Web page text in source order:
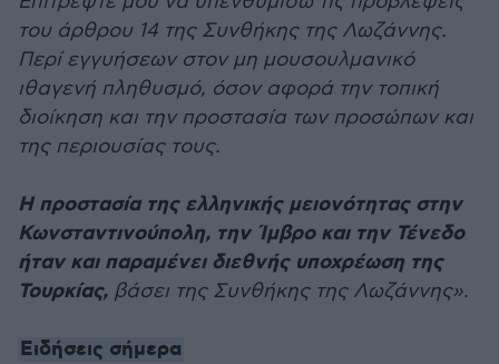
του άρθρου 14 της Συνθήκης της Λωζάννης.
Περί εγγυήσεων στον μη μουσουλμανικό
ιθαγενή πληθυσμό, όσον αφορά την τοπική
διοίκηση και την προστασία των προσώπων και
της περιουσίας τους.
Η προστασία της ελληνικής μειονότητας στην
Κωνσταντινούπολη, την Ίμβρο και την Τένεδο
ήταν και παραμένει διεθνής υποχρέωση της
Τουρκίας, βάσει της Συνθήκης της Λωζάννης».
Ειδήσεις σήμερα